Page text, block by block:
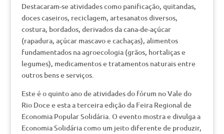
Destacaram-se atividades como panificação, quitandas,
doces caseiros, reciclagem, artesanatos diversos,
costura, bordados, derivados da cana-de-açúcar
(rapadura, açúcar mascavo e cachaças), alimentos
fundamentados na agroecologia (grãos, hortaliças e
legumes), medicamentos e tratamentos naturais entre
outros bens e serviços.
Este é o quinto ano de atividades do fórum no Vale do
Rio Doce e esta a terceira edição da Feira Regional de
Economia Popular Solidária. O evento mostra e divulga a
Economia Solidária como um jeito diferente de produzir,